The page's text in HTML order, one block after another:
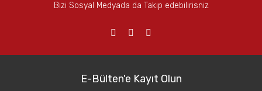
Bizi Sosyal Medyada da Takip edebilirisniz
E-Bülten'e Kayıt Olun